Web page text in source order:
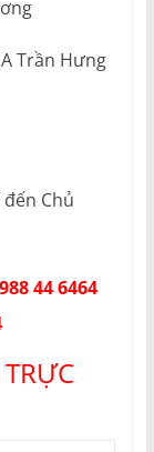
Trần Hưng
Chủ
44 6464